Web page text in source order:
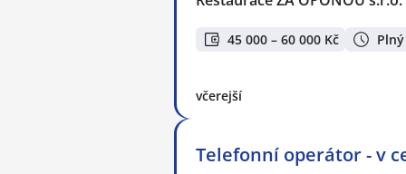
45 000 – 60 000 Kč
včerejší
Telefonní operátor - v